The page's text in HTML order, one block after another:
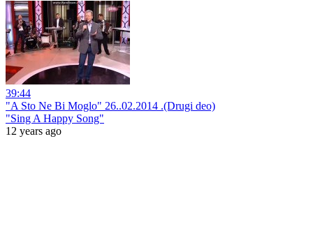
39:44
"A Sto Ne Bi Moglo" 26..02.2014 .(Drugi deo)
"Sing A Happy Song"
12 years ago